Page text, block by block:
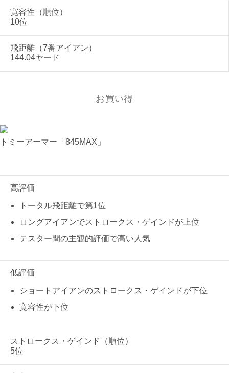
寛容性（順位）
10位
飛距離（7番アイアン）
144.04ヤード
お買い得
トミーアーマー「845MAX」
高評価
トータル飛距離で第1位
ロングアイアンでストロークス・ゲインドが上位
テスター間の主観的評価で高い人気
低評価
ショートアイアンのストロークス・ゲインドが下位
寛容性が下位
ストロークス・ゲインド（順位）
5位